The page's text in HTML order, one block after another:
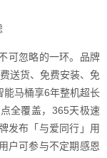
可忽略的一环。品牌
送货、免费安装、免
能马桶享6年整机超长
全覆盖，365天极速
发布「与爱同行」用
户可参与不定期感恩